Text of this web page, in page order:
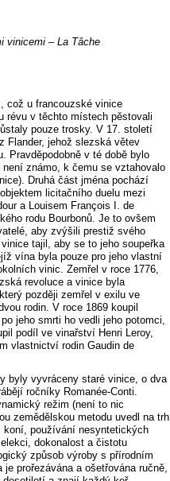
vinicemi – La Tâche
což u francouzské vinice
révu v těchto místech pěstovali
pouze trosky. V 17. století
Flander, jehož slezská větev
Pravděpodobně v té době bylo
známo, k čemu se vztahovalo
Druhá část jména pochází
licitačního duelu mezi
a Louisem François I. de
rodu Bourbonů. Je to ovšem
aby zvýšili prestiž svého
tajil, aby se to jeho soupeřka
vína byla pouze pro jeho vlastní
vinic. Zemřel v roce 1776,
revoluce a vinice byla
později zemřel v exilu ve
rodin. V roce 1869 koupil
jeho smrti ho vedli jeho potomci,
podíl ve vinařství Henri Leroy,
vlastnictví rodin Gaudin de
byly vyvráceny staré vinice, o dva
ročníky Romanée-Conti.
režim (není to nic
zemědělskou metodu uvedl na trh
koní, používání nesyntetických
dokonalost a čistotu
způsob výroby s přírodním
prořezávána a ošetřována ručně,